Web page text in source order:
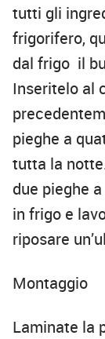
tutti gli
frigorifero,
dal frigo il
Inseritelo al
pieghe a
tutta la
due pieghe
in frigo e
riposare
Montaggio
Laminate la